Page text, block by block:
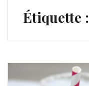
Étiquette :